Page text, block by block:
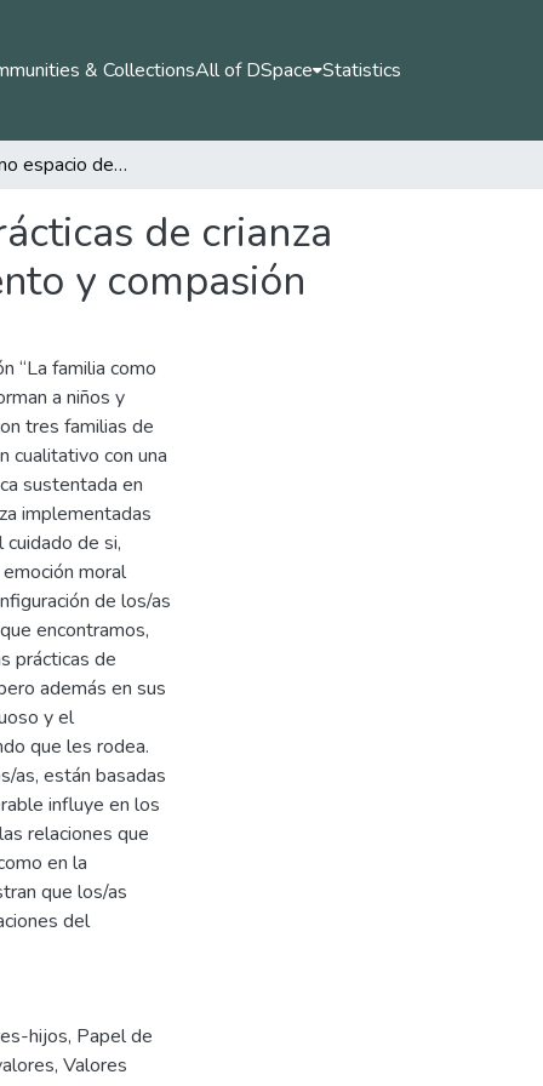
& CollectionsAll of DSpace Statistics
La familia como espacio de socialización política: prácticas de crianza que forman a niños y niñas en cuidado, reconocimiento y compasión
de crianza
y compasión
“La familia como
a niños y
tres familias de
cualitativo con una
sustentada en
implementadas
de si,
moral
de los/as
encontramos,
prácticas de
además en sus
y el
que les rodea.
as, están basadas
influye en los
relaciones que
en la
que los/as
del
hijos, Papel de
, Valores